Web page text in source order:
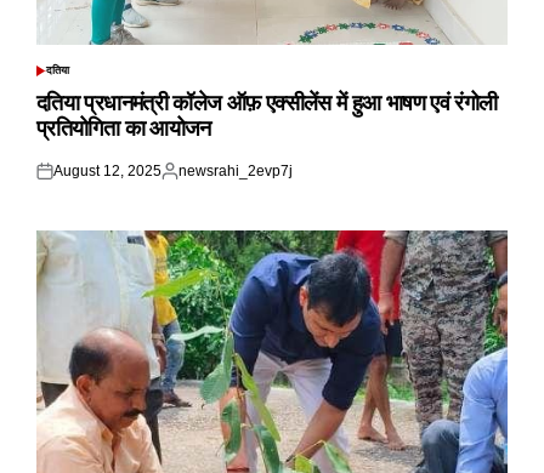
POSTED
दतिया
दतिया प्रधानमंत्री कॉलेज ऑफ़ एक्सीलेंस में हुआ भाषण एवं रंगोली
प्रतियोगिता का आयोजन
Posted
August 12, 2025
Posted
newsrahi_2evp7j